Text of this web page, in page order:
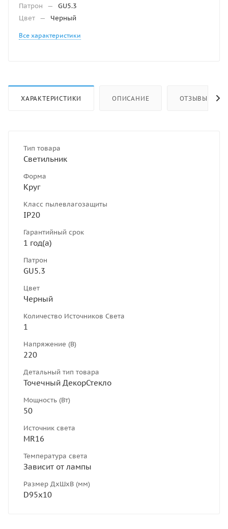
Патрон
—
GU5.3
Цвет — Черный
Все характеристики
ХАРАКТЕРИСТИКИ ОПИСАНИЕ ОТЗЫВЫ
Тип товара
Светильник
Форма
Круг
Класс пылевлагозащиты
IP20
Гарантийный срок
1 год(а)
Патрон
GU5.3
Цвет
Черный
Количество Источников Света
1
Напряжение (В)
220
Детальный тип товара
Точечный ДекорСтекло
Мощность (Вт)
50
Источник света
MR16
Температура света
Зависит от лампы
Размер ДхШхВ (мм)
D95х10